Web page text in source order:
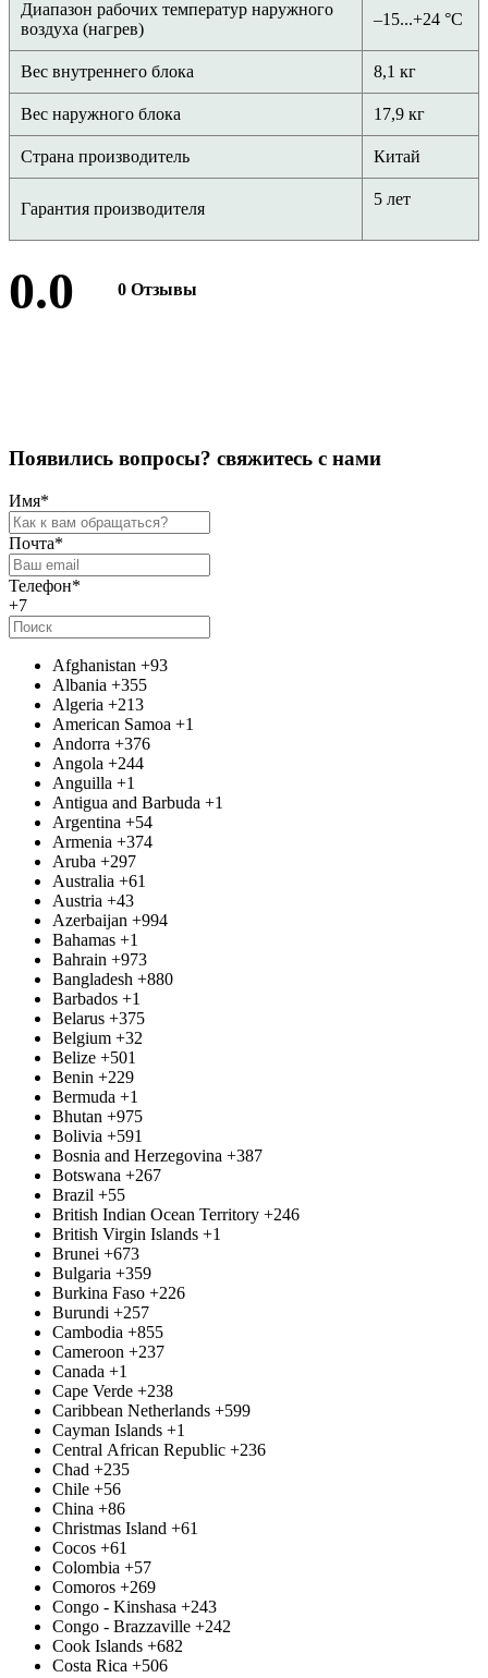
Диапазон рабочих температур наружного
воздуха (нагрев)
–15...+24 °С
Вес внутреннего блока 8,1 кг
Вес наружного блока 17,9 кг
Страна производитель Китай
Гарантия производителя
5 лет
0.0 0 Отзывы
Появились вопросы? свяжитесь с нами
Имя*
Почта*
Телефон*
+7
Afghanistan +93
Albania +355
Algeria +213
American Samoa +1
Andorra +376
Angola +244
Anguilla +1
Antigua and Barbuda +1
Argentina +54
Armenia +374
Aruba +297
Australia +61
Austria +43
Azerbaijan +994
Bahamas +1
Bahrain +973
Bangladesh +880
Barbados +1
Belarus +375
Belgium +32
Belize +501
Benin +229
Bermuda +1
Bhutan +975
Bolivia +591
Bosnia and Herzegovina +387
Botswana +267
Brazil +55
British Indian Ocean Territory +246
British Virgin Islands +1
Brunei +673
Bulgaria +359
Burkina Faso +226
Burundi +257
Cambodia +855
Cameroon +237
Canada +1
Cape Verde +238
Caribbean Netherlands +599
Cayman Islands +1
Central African Republic +236
Chad +235
Chile +56
China +86
Christmas Island +61
Cocos +61
Colombia +57
Comoros +269
Congo - Kinshasa +243
Congo - Brazzaville +242
Cook Islands +682
Costa Rica +506